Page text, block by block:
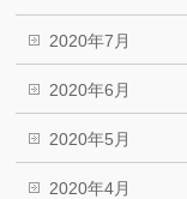
2020年7月
2020年6月
2020年5月
2020年4月